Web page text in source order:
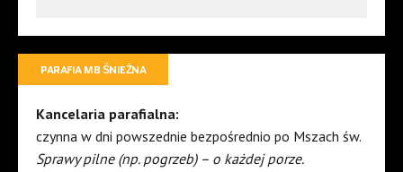
PARAFIA MB ŚNIEŻNA
Kancelaria parafialna:
czynna w dni powszednie bezpośrednio po Mszach św.
Sprawy pilne (np. pogrzeb) – o każdej porze.